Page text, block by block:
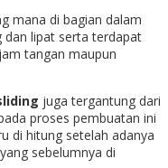
mana di bagian dalam
dan lipat serta terdapat
tangan maupun
juga tergantung dari
proses pembuatan ini
di hitung setelah adanya
sebelumnya di